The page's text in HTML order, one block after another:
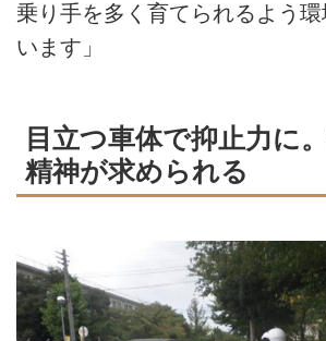
乗り手を多く育てられるよう
います」
目立つ車体で抑止力に
精神が求められる